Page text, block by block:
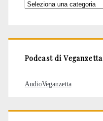
Categorie
Podcast di Veganzetta
AudioVeganzetta